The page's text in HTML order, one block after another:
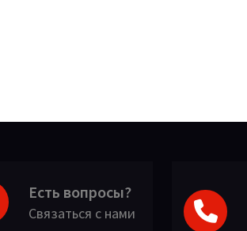
Есть вопросы?
Связаться с нами